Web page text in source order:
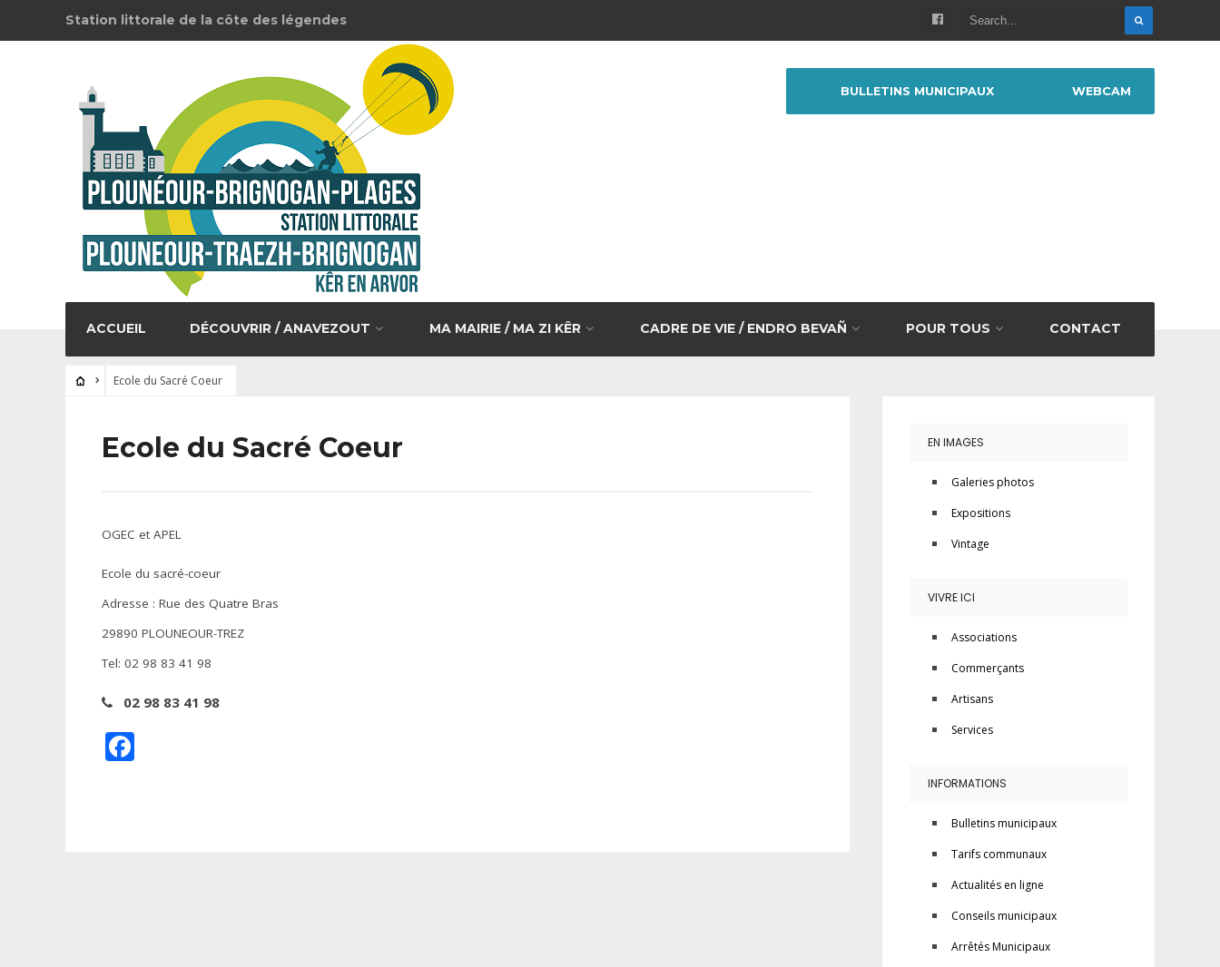
Station littorale de la côte des légendes
ACCUEIL DÉCOUVRIR / ANAVEZOUT MA MAIRIE / MA ZI KÊR CADRE DE VIE / ENDRO BEVAÑ POUR TOUS CONTACT
BULLETINS MUNICIPAUX WEBCAM
Ecole du Sacré Coeur
Ecole du Sacré Coeur
OGEC et APEL
Ecole du sacré-coeur
Adresse : Rue des Quatre Bras
29890 PLOUNEOUR-TREZ
Tel: 02 98 83 41 98
02 98 83 41 98
EN IMAGES
Galeries photos
Expositions
Vintage
VIVRE ICI
Associations
Commerçants
Artisans
Services
INFORMATIONS
Bulletins municipaux
Tarifs communaux
Actualités en ligne
Conseils municipaux
Arrêtés Municipaux